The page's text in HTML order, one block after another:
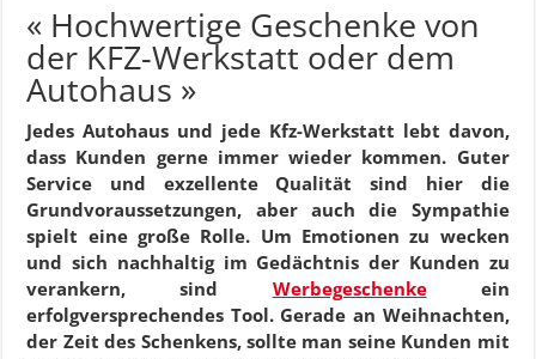
« Hochwertige Geschenke von
der KFZ-Werkstatt oder dem
Autohaus »
Jedes Autohaus und jede Kfz-Werkstatt lebt davon,
dass Kunden gerne immer wieder kommen. Guter
Service und exzellente Qualität sind hier die
Grundvoraussetzungen, aber auch die Sympathie
spielt eine große Rolle. Um Emotionen zu wecken
und sich nachhaltig im Gedächtnis der Kunden zu
verankern, sind Werbegeschenkeein
erfolgversprechendes Tool. Gerade an Weihnachten,
der Zeit des Schenkens, sollte man seine Kunden mit